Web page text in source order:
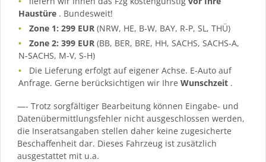
Haustüre . Bundesweit!
Zone 1: 299 EUR (NRW, HE, B-W, BAY, R-P, SL, THÜ)
Zone 2: 399 EUR (BB, BER, BRE, HH, SACHS, SACHS-A,
N-SACHS, M-V, S-H)
Die Lieferung erfolgt auf eigener Achse. E-Auto auf
Anfrage. Gerne berücksichtigen wir Ihre Wunschzeit .
—- Trotz sorgfältiger Bearbeitung können Eingabe- und
Datenübermittlungsfehler nicht ausgeschlossen werden,
die Inseratsangaben stellen daher keine zugesicherte
Beschaffenheit dar. Dieses Fahrzeug ist zusätzlich
ausgestattet mit u.a.